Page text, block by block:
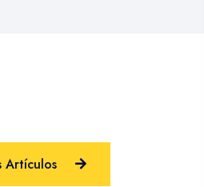
Artículos